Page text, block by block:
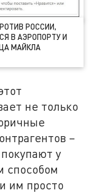
РОССИИ,
В АЭРОПОРТУ И
МАЙКЛА
не только
–
у
им просто